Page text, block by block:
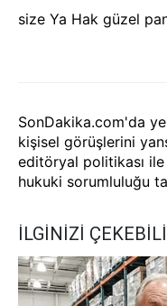
size Ya Hak güzel
SonDakika.com'da
kişisel görüşlerini
editöryal politikası
hukuki sorumluluğu